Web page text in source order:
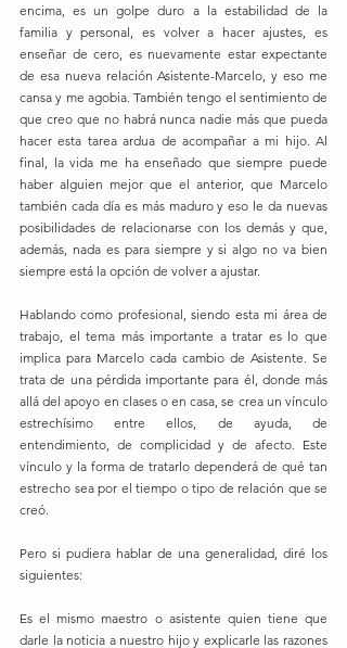
encima, es un golpe duro a la estabilidad de la
familia y personal, es volver a hacer ajustes, es
enseñar de cero, es nuevamente estar expectante
de esa nueva relación Asistente-Marcelo, y eso me
cansa y me agobia. También tengo el sentimiento de
que creo que no habrá nunca nadie más que pueda
hacer esta tarea ardua de acompañar a mi hijo. Al
final, la vida me ha enseñado que siempre puede
haber alguien mejor que el anterior, que Marcelo
también cada día es más maduro y eso le da nuevas
posibilidades de relacionarse con los demás y que,
además, nada es para siempre y si algo no va bien
siempre está la opción de volver a ajustar.
Hablando como profesional, siendo esta mi área de
trabajo, el tema más importante a tratar es lo que
implica para Marcelo cada cambio de Asistente. Se
trata de una pérdida importante para él, donde más
allá del apoyo en clases o en casa, se crea un vínculo
estrechísimo entre ellos, de ayuda, de
entendimiento, de complicidad y de afecto. Este
vínculo y la forma de tratarlo dependerá de qué tan
estrecho sea por el tiempo o tipo de relación que se
creó.
Pero si pudiera hablar de una generalidad, diré los
siguientes:
Es el mismo maestro o asistente quien tiene que
darle la noticia a nuestro hijo y explicarle las razones